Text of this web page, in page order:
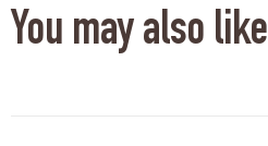
You may also like